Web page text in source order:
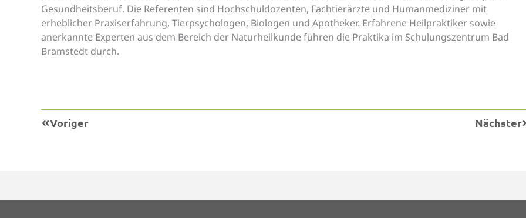
Gesundheitsberuf. Die Referenten sind Hochschuldozenten, Fachtierärzte und Humanmediziner mit
erheblicher Praxiserfahrung, Tierpsychologen, Biologen und Apotheker. Erfahrene Heilpraktiker sowie
anerkannte Experten aus dem Bereich der Naturheilkunde führen die Praktika im Schulungszentrum Bad
Bramstedt durch.
Voriger Nächster